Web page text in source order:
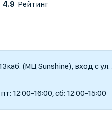
4.9 Рейтинг
(МЦ Sunshine), вход с
12:00-16:00, сб: 12:00-15:00